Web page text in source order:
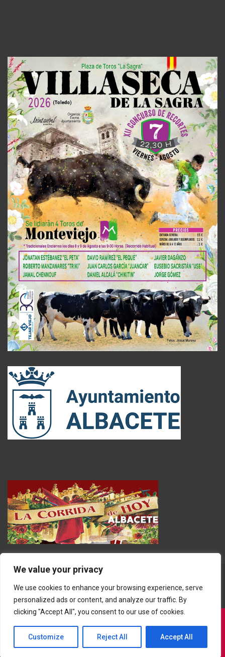
We value your privacy
We use cookies to enhance your browsing experience, serve
personalized ads or content, and analyze our traffic. By
clicking "Accept All", you consent to our use of cookies.
Customize Reject All Accept All